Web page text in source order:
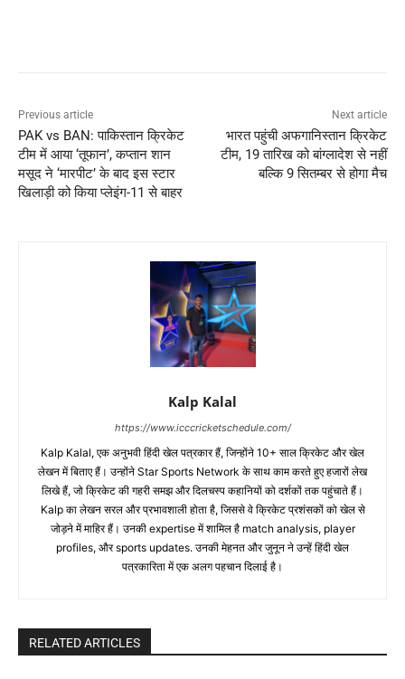
Previous article
PAK vs BAN: पाकिस्तान क्रिकेट
टीम में आया ‘तूफान’, कप्तान शान
मसूद ने ‘मारपीट’ के बाद इस स्टार
खिलाड़ी को किया प्लेइंग-11 से बाहर
Next article
भारत पहुंची अफगानिस्तान क्रिकेट
टीम, 19 तारिख को बांग्लादेश से नहीं
बल्कि 9 सितम्बर से होगा मैच
Kalp Kalal
https://www.icccricketschedule.com/
Kalp Kalal, एक अनुभवी हिंदी खेल पत्रकार हैं, जिन्होंने 10+ साल क्रिकेट और खेल
लेखन में बिताए हैं। उन्होंने Star Sports Network के साथ काम करते हुए हजारों लेख
लिखे हैं, जो क्रिकेट की गहरी समझ और दिलचस्प कहानियों को दर्शकों तक पहुंचाते हैं।
Kalp का लेखन सरल और प्रभावशाली होता है, जिससे वे क्रिकेट प्रशंसकों को खेल से
जोड़ने में माहिर हैं। उनकी expertise में शामिल है match analysis, player
profiles, और sports updates. उनकी मेहनत और जुनून ने उन्हें हिंदी खेल
पत्रकारिता में एक अलग पहचान दिलाई है।
RELATED ARTICLES